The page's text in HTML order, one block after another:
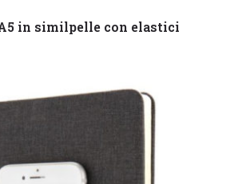
Leggi tutto
in similpelle con elastici